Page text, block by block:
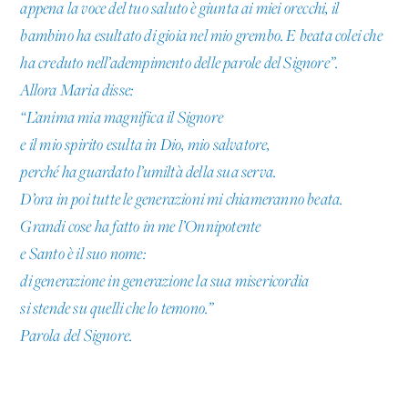
appena la voce del tuo saluto è giunta ai miei orecchi, il
bambino ha esultato di gioia nel mio grembo. E beata colei che
ha creduto nell’adempimento delle parole del Signore”.
Allora Maria disse:
“L’anima mia magnifica il Signore
e il mio spirito esulta in Dio, mio salvatore,
perché ha guardato l’umiltà della sua serva.
D’ora in poi tutte le generazioni mi chiameranno beata.
Grandi cose ha fatto in me l’Onnipotente
e Santo è il suo nome:
di generazione in generazione la sua misericordia
si stende su quelli che lo temono.”
Parola del Signore.